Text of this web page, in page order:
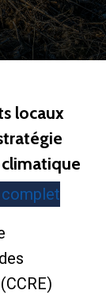
locaux